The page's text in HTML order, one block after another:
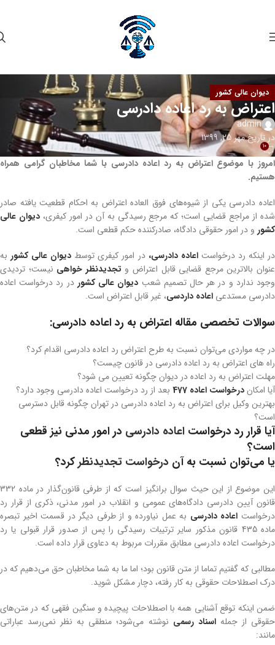
دیوان عالی کشور
اعتراض به رد اعاده دادرسی
admin
در تاریخ مهر 25, 1399
10
امروز با موضوع اعتراض به رد اعاده دادرسی با شما مخاطبان گرامی همراه
هستیم.
اعاده دادرسی یکی از شیوه‌های فوق العاده اعتراض به احکام قطعیت یافته صادر
شده از مراجع قضایی است؛ که مرجع رسیدگی به آن در امور کیفری،دیوان عالی
کشور و در امور حقوقی دادگاه، صادرکننده حکم قطعی است.
در اینکه رد درخواستاعاده دادرسی، در امور کیفری توسط دیوان عالی کشور به
عنوان بالاترین مرجع قضایی قابل اعتراض و تجدیدنظر خواهی نیست؛ تردیدی
وجود ندارد و در هر حال تصمیم شعب دیوان عالی کشور در رد درخواست اعاده
دادرسی مستدعی اعاده داردسی، غیر قابل اعتراض است.
سوالات تخصصی مقاله اعتراض به رد اعاده دادرسی:
در چه مواردی می‌توان نسبت به طرح اعتراض رد اعاده دادرسی اقدام کرد؟
راه های اعتراض به رد اعاده دادرسی در قانون چیست؟
مهلت اعتراض به رد اعاده در دیوان چگونه تعیین می شود؟
آیا امکاندرخواست اعاده 477
بعد از رد درخواست اعاده دادرسی وجود دارد؟
بهترین وکیل برای اعتراض به رد اعاده دادرسی در تهران چگونه قابل دسترسی
است؟
آیا قرار رد درخواست اعاده دادرسی در امور مدنی نیز قطعی
است؟
یا می‌توان نسبت به آن درخواست تجدیدنظرکرد؟
این موضوع از این حیث سوال برانگیز است که از طرفی قانون‌گذار در ماده 332
قانون آیین دادرسی دادگاه‌های عمومی و انقلاب در امور مدنی، ذکری از قرار رد
درخواست اعاده دادرسی به عمل نیاورده و از طرفی دیگر در قسمت اخیر تبصره
ماده 435 قانون مذکور سایر ترتیبات رسیدگی را پس از صدور قرار قبولی یا رد
درخواست اعاده دادرسی مطابق مقررات مربوط به دعاوی قرار داده است.
مطالبی که گفتیم تماما از متن قانون بود؛ اما ما به شما مخاطبان حق می‌دهیم که در
درک اصطلاحات حقوقی به کار رفته، دچار مشکل شوید.
ضمن اینکه توقع آشنایی همه با اصطلاحات پیچیده و سنگین فقهی که در متن‌های
حقوقی از جملهاسناد رسمی نوشته می‌شود؛ منطقی به نظر نمی‌رسد عباراتی
مانند: